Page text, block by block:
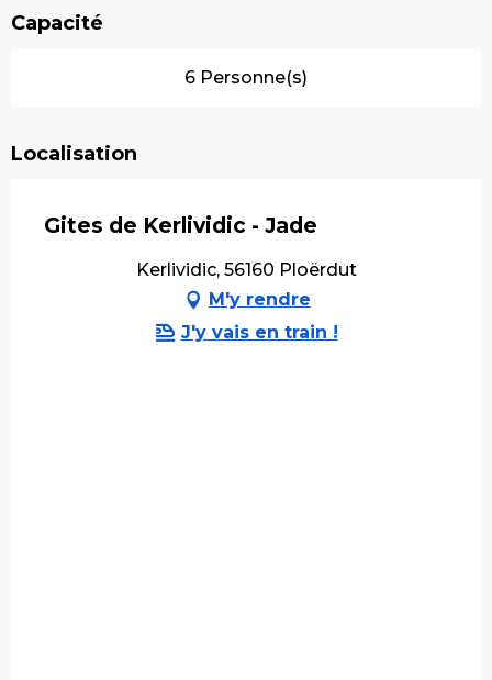
Capacité
6 Personne(s)
Localisation
Gites de Kerlividic - Jade
Kerlividic, 56160 Ploërdut
M'y rendre
J'y vais en train !